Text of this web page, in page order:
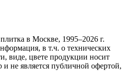
в Москве, 1995–2026 г.
в т.ч. о технических
виде, цвете продукции носит
не является публичной офертой,